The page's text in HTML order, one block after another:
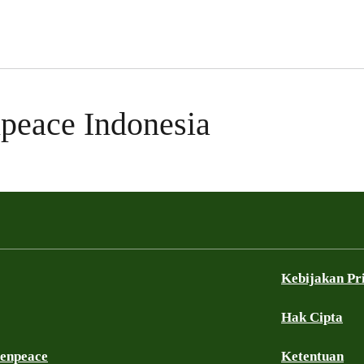
Indonesia
Kebijakan
Hak Cipta
Ketentuan